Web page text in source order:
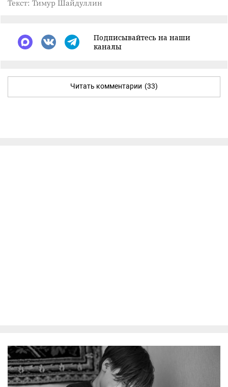
Текст: Тимур Шайдуллин
Подписывайтесь на наши
каналы
Читать комментарии (33)